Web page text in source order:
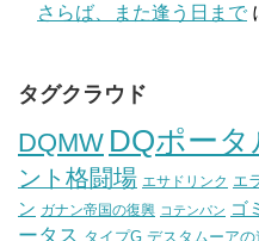
さらば、また逢う日まで
タグクラウド
DQMW DQポータ
ント格闘場 エサドリンク エ
ン ガナン帝国の復興 コテンパン ゴミ
ータス タイプG デスタムーアの